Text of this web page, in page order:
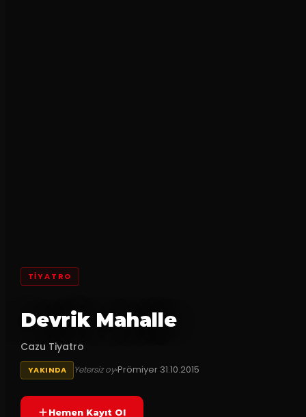
TİYATRO
Devrik Mahalle
Cazu Tiyatro
YAKINDA Yetersiz oyPrömiyer 31.10.2015
Hemen Kayıt Ol